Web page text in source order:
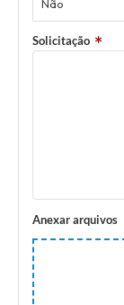
Solicitação
Anexar arquivos